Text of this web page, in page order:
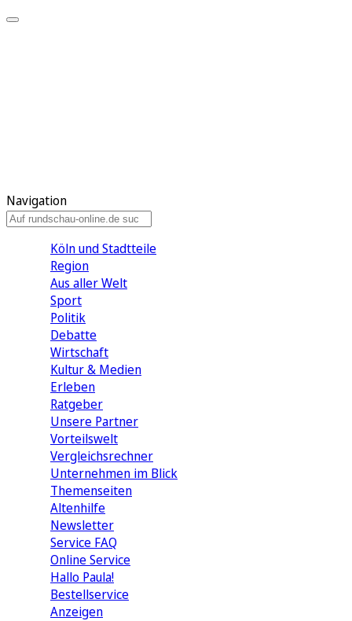
Navigation
Köln und Stadtteile
Region
Aus aller Welt
Sport
Politik
Debatte
Wirtschaft
Kultur & Medien
Erleben
Ratgeber
Unsere Partner
Vorteilswelt
Vergleichsrechner
Unternehmen im Blick
Themenseiten
Altenhilfe
Newsletter
Service FAQ
Online Service
Hallo Paula!
Bestellservice
Anzeigen